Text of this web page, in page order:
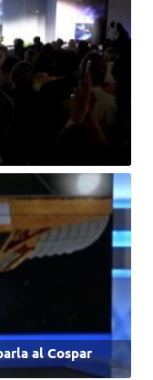
al Cospar